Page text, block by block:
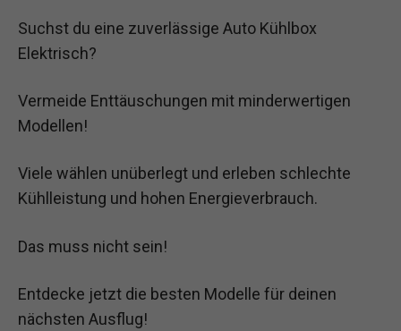
Suchst du eine zuverlässige Auto Kühlbox
Elektrisch?
Vermeide Enttäuschungen mit minderwertigen
Modellen!
Viele wählen unüberlegt und erleben schlechte
Kühlleistung und hohen Energieverbrauch.
Das muss nicht sein!
Entdecke jetzt die besten Modelle für deinen
nächsten Ausflug!